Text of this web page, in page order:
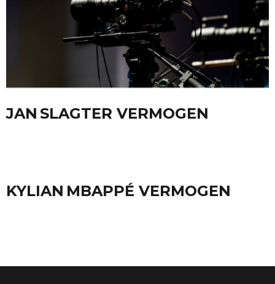
JAN SLAGTER VERMOGEN
KYLIAN MBAPPÉ VERMOGEN